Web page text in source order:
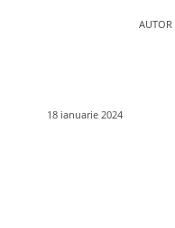
AUTOR
18 ianuarie 2024